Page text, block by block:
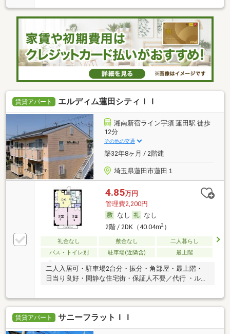
賃貸アパート エルディム蓮田シティＩＩ
湘南新宿ライン宇須 蓮田駅 徒歩
12分
その他の交通
築32年8ヶ月 / 2階建
埼玉県蓮田市蓮田１
4.85万円
管理費2,200円
なし
なし
2階 / 2DK（40.04m2）
礼金なし 敷金なし
二人暮らし
バス・トイレ別
駐車場(近隣含) 最上階
二人入居可・駐車場2台分・振分・角部屋・最上階・
日当り良好・閑静な住宅街・保証人不要／代行 ・ルー
賃貸アパート サニーフラットＩＩ